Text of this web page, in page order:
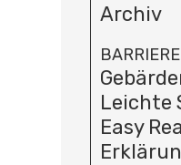
Archiv
Leichte
Easy